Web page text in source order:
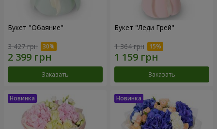
Букет "Обаяние"
3 427 грн
Заказать
Букет "Леди Грей"
1 364 грн
Заказать